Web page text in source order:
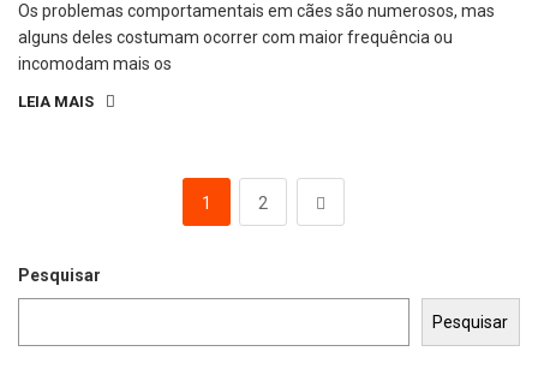
Os problemas comportamentais em cães são numerosos, mas
alguns deles costumam ocorrer com maior frequência ou
incomodam mais os
LEIA MAIS
1 2
Pesquisar
Pesquisar